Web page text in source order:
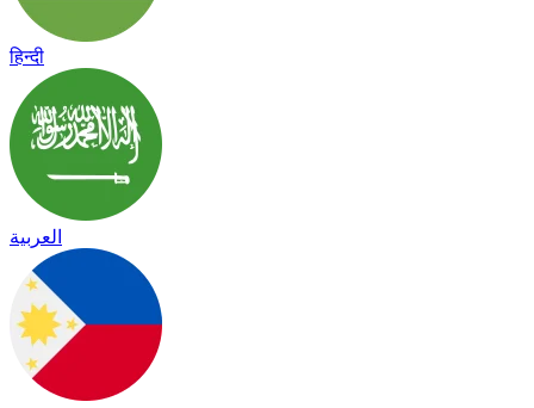
हिन्दी
العربية